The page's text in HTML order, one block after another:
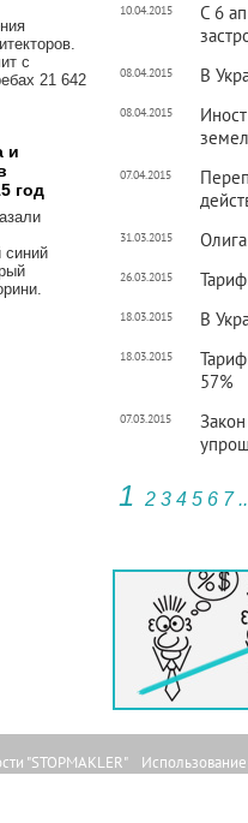
с
21 642
и
год
синий
10.04.2015
С 6
08.04.2015 В
08.04.2015
07.04.2015
31.03.2015
26.03.2015
18.03.2015 В
18.03.2015
57%
07.03.2015
1 2 3 4 5 6 7
"STOPMAKLER"